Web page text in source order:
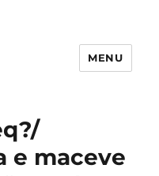
MENU
e maceve